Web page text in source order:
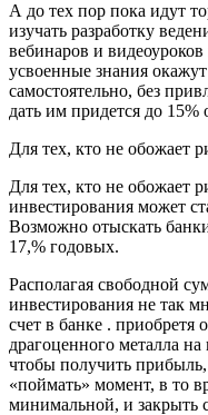
А до тех пор пока идут
изучать разработку
вебинаров и
усвоенные знания
самостоятельно, без
дать им придется до 15%
Для тех, кто не обожает
Для тех, кто не обожает
инвестирования может
Возможно отыскать
17,% годовых.
Располагая свободной
инвестирования не так
счет в банке . приобретя
драгоценного металла
чтобы получить прибыль,
«поймать» момент, в то
минимальной, и закрыть